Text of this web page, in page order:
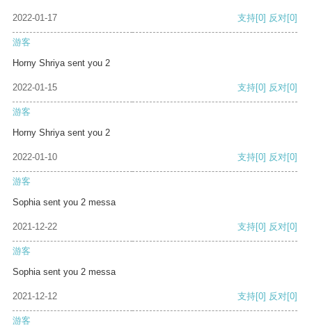
2022-01-17 支持[0] 反对[0]
游客
Horny Shriya sent you 2
2022-01-15 支持[0] 反对[0]
游客
Horny Shriya sent you 2
2022-01-10 支持[0] 反对[0]
游客
Sophia sent you 2 messa
2021-12-22 支持[0] 反对[0]
游客
Sophia sent you 2 messa
2021-12-12 支持[0] 反对[0]
游客